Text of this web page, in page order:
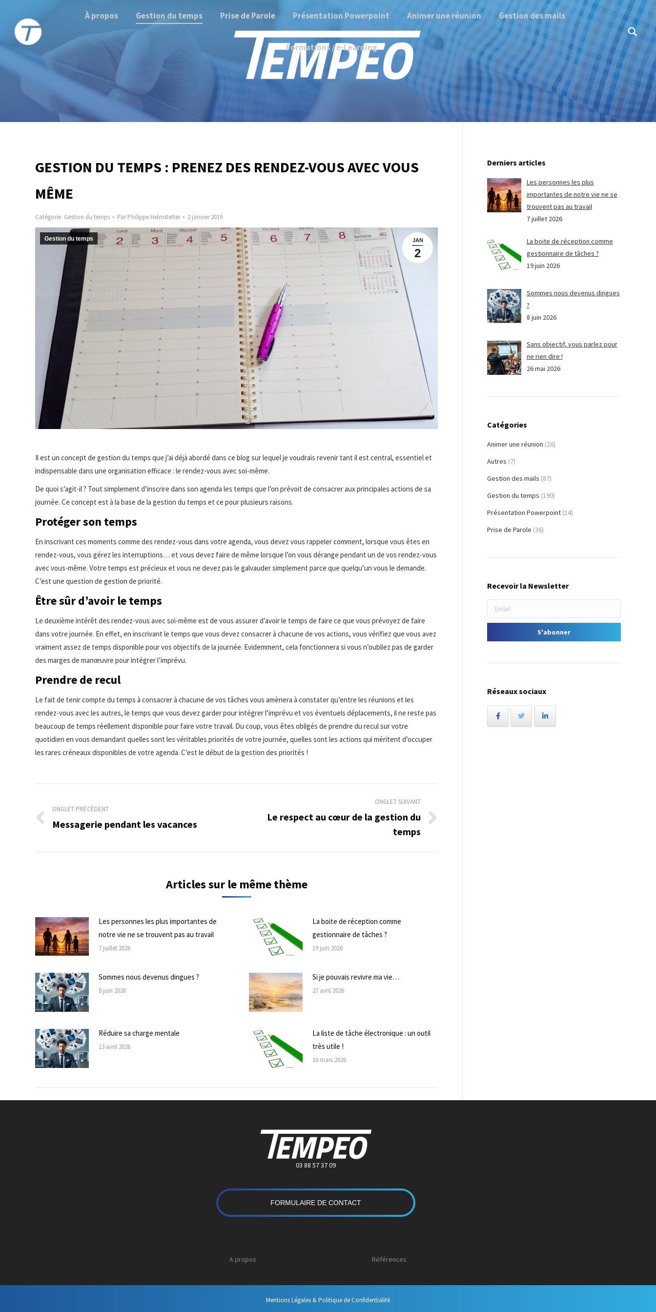
À propos Gestion du temps Prise de Parole Présentation Powerpoint Animer une réunion Gestion des mails
Formations / e-Learning
Search:
GESTION DU TEMPS : PRENEZ DES RENDEZ-VOUS AVEC VOUS
MÊME
Catégorie Gestion du temps ParPhilippe Helmstetter 2 janvier 2019
JAN
2
Gestion du temps
Il est un concept de gestion du temps que j’ai déjà abordé dans ce blog sur lequel je voudrais revenir tant il est central, essentiel et
indispensable dans une organisation efficace : le rendez-vous avec soi-même.
De quoi s’agit-il ? Tout simplement d’inscrire dans son agenda les temps que l’on prévoit de consacrer aux principales actions de sa
journée. Ce concept est à la base de la gestion du temps et ce pour plusieurs raisons.
Protéger son temps
En inscrivant ces moments comme des rendez-vous dans votre agenda, vous devez vous rappeler comment, lorsque vous êtes en
rendez-vous, vous gérez les interruptions… et vous devez faire de même lorsque l’on vous dérange pendant un de vos rendez-vous
avec vous-même. Votre temps est précieux et vous ne devez pas le galvauder simplement parce que quelqu’un vous le demande.
C’est une question de gestion de priorité.
Être sûr d’avoir le temps
Le deuxième intérêt des rendez-vous avec soi-même est de vous assurer d’avoir le temps de faire ce que vous prévoyez de faire
dans votre journée. En effet, en inscrivant le temps que vous devez consacrer à chacune de vos actions, vous vérifiez que vous avez
vraiment assez de temps disponible pour vos objectifs de la journée. Evidemment, cela fonctionnera si vous n’oubliez pas de garder
des marges de manœuvre pour intégrer l’imprévu.
Prendre de recul
Le fait de tenir compte du temps à consacrer à chacune de vos tâches vous amènera à constater qu’entre les réunions et les
rendez-vous avec les autres, le temps que vous devez garder pour intégrer l’imprévu et vos éventuels déplacements, il ne reste pas
beaucoup de temps réellement disponible pour faire votre travail. Du coup, vous êtes obligés de prendre du recul sur votre
quotidien en vous demandant quelles sont les véritables priorités de votre journée, quelles sont les actions qui méritent d’occuper
les rares créneaux disponibles de votre agenda. C’est le début de la gestion des priorités !
de
commentaire
ONGLET PRÉCÉDENT
Onglet
Messagerie pendant les vacances
ONGLET SUIVANT
Onglet
Le respect au cœur de la gestion du
temps
Articles sur le même thème
Les personnes les plus importantes de
notre vie ne se trouvent pas au travail
7 juillet 2026
La boite de réception comme
gestionnaire de tâches ?
19 juin 2026
Sommes nous devenus dingues ?
8 juin 2026
Si je pouvais revivre ma vie…
27 avril 2026
Réduire sa charge mentale
13 avril 2026
La liste de tâche électronique : un outil
très utile !
16 mars 2026
Derniers articles
Les personnes les plus
importantes de notre vie ne se
trouvent pas au travail
7 juillet 2026
La boite de réception comme
gestionnaire de tâches ?
19 juin 2026
Sommes nous devenus dingues
?
8 juin 2026
Sans objectif, vous parlez pour
ne rien dire !
26 mai 2026
Catégories
Animer une réunion (26)
Autres (7)
Gestion des mails (87)
Gestion du temps (190)
Présentation Powerpoint (14)
Prise de Parole (36)
Recevoir la Newsletter
Réseaux sociaux
03 88 57 37 09
FORMULAIRE DE CONTACT
A propos Références
Mentions Légales & Politique de Confidentialité